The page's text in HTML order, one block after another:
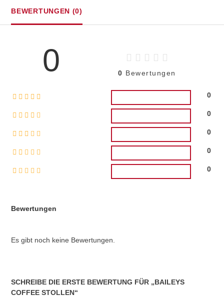
BEWERTUNGEN (0)
Bewertungen
Es gibt noch keine Bewertungen.
0 0 Bewertungen
0
0
0
0
0
SCHREIBE DIE ERSTE BEWERTUNG FÜR „BAILEYS
COFFEE STOLLEN“